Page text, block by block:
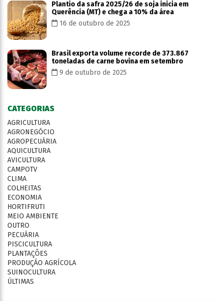
Plantio da safra 2025/26 de soja inicia em
Querência (MT) e chega a 10% da área
16 de outubro de 2025
Brasil exporta volume recorde de 373.867
toneladas de carne bovina em setembro
9 de outubro de 2025
CATEGORIAS
AGRICULTURA
AGRONEGÓCIO
AGROPECUÁRIA
AQUICULTURA
AVICULTURA
CAMPOTV
CLIMA
COLHEITAS
ECONOMIA
HORTIFRUTI
MEIO AMBIENTE
OUTRO
PECUÁRIA
PISCICULTURA
PLANTAÇÕES
PRODUÇÃO AGRÍCOLA
SUINOCULTURA
ÚLTIMAS